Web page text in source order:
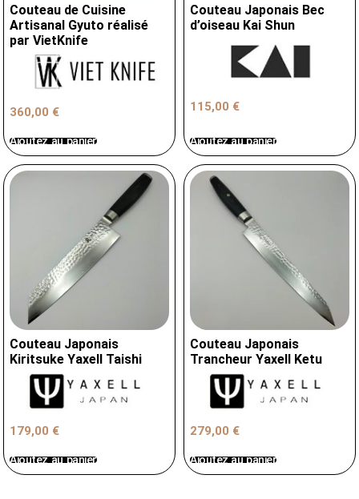
Couteau de Cuisine
Artisanal Gyuto réalisé
par VietKnife
360,00 €
Ajoutez au panier
Couteau Japonais Bec
d’oiseau Kai Shun
115,00 €
Ajoutez au panier
Couteau Japonais
Kiritsuke Yaxell Taishi
179,00 €
Ajoutez au panier
Couteau Japonais
Trancheur Yaxell Ketu
279,00 €
Ajoutez au panier